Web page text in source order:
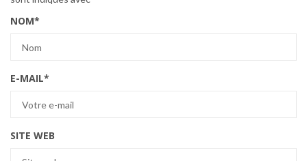
NOM*
E-MAIL*
SITE WEB